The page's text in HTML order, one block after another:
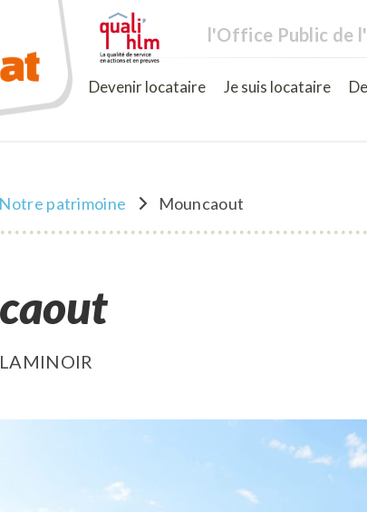
l'Office Public de
XLHabitat Devenir locataire Je suis locataire
Notre patrimoine Mouncaout